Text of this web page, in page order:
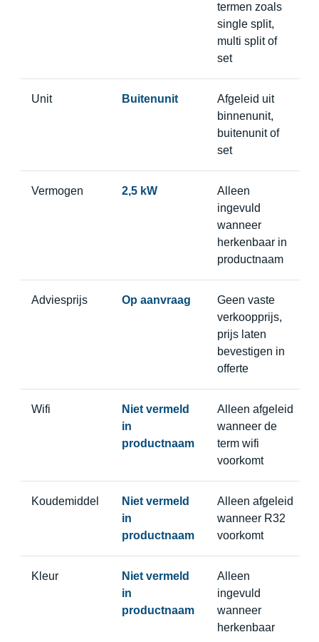
termen zoals
single split,
multi split of
set
Unit Buitenunit
Afgeleid uit
binnenunit,
buitenunit of
set
Vermogen 2,5 kW
Alleen
ingevuld
wanneer
herkenbaar in
productnaam
Adviesprijs Op aanvraag
Geen vaste
verkoopprijs,
prijs laten
bevestigen in
offerte
Wifi
Niet vermeld
in
productnaam
Alleen afgeleid
wanneer de
term wifi
voorkomt
Koudemiddel
Niet vermeld
in
productnaam
Alleen afgeleid
wanneer R32
voorkomt
Kleur
Niet vermeld
in
productnaam
Alleen
ingevuld
wanneer
herkenbaar